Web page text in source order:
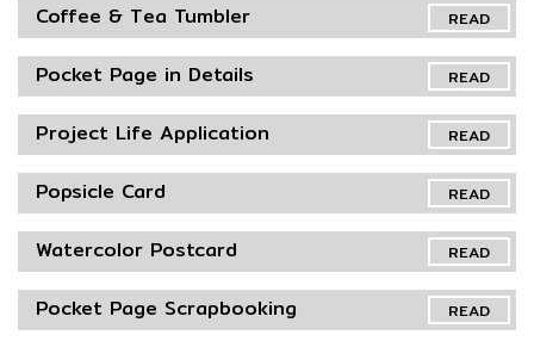
READ
Coffee & Tea Tumbler
READ
Pocket Page in Details
READ
Project Life Application
READ
Popsicle Card
READ
Watercolor Postcard
READ
Pocket Page Scrapbooking